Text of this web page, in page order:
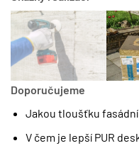
Doporučujeme
Jakou tloušťku
V čem je lepší PUR